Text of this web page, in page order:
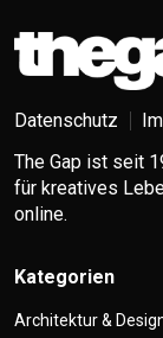
Datenschutz
The Gap ist seit
für kreatives
online.
Kategorien
Architektur &